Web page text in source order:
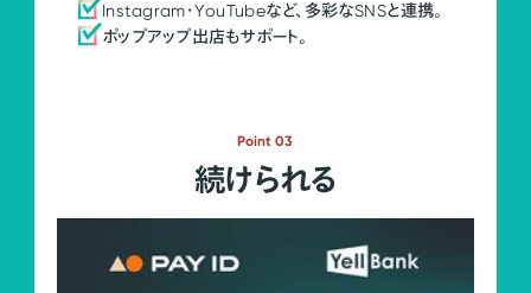
Instagram・YouTubeなど、多彩なSNSと連携。
ポップアップ出店もサポート。
Point 03
続けられる